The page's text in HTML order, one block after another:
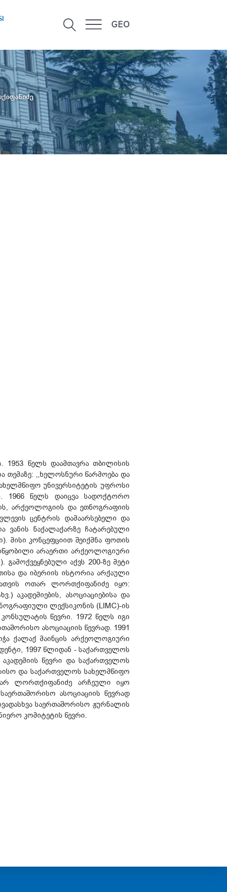
GEO
წელს დაამთავრა თბილისის
თემაზე: ,,ხელოსნური წარმოება და
უნივერსიტეტის უფროსი
1966 წელს დაიცვა სადოქტორო
არქეოლოგიის და ეთნოგრაფიის
ცენტრის დამაარსებელი და
ვანის ნაქალაქარზე ჩატარებული
მისი კონცეფციით შეიქმნა ფოთის
არაერთი არქეოლოგიური
გამოქვეყნებული აქვს 200-ზე მეტი
და იბერიის ისტორია არქაული
ოთარ ლორთქიფანიძე იყო:
აკადემიების, ასოციაციებისა და
ლექსიკონის (LIMC)-ის
წევრი. 1972 წელს იგი
ასოციაციის წევრად. 1991
ქალაქ მაინცის არქეოლოგიური
1997 წლიდან - საქართველოს
წევრი და საქართველოს
და საქართველოს სახელმწიფო
ლორთქიფანიძე არჩეული იყო
ასოციაციის წევრად
საერთაშორისო ჟურნალის
კომიტეტის წევრი.